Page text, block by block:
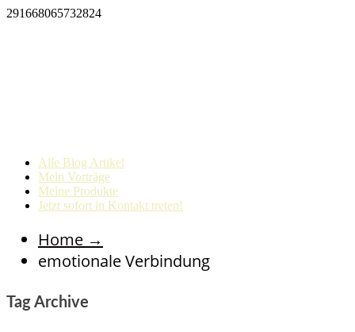
291668065732824
Alle Blog Artikel
Mein Vorträge
Meine Produkte
Jetzt sofort in Kontakt treten!
Home →
emotionale Verbindung
Tag Archive